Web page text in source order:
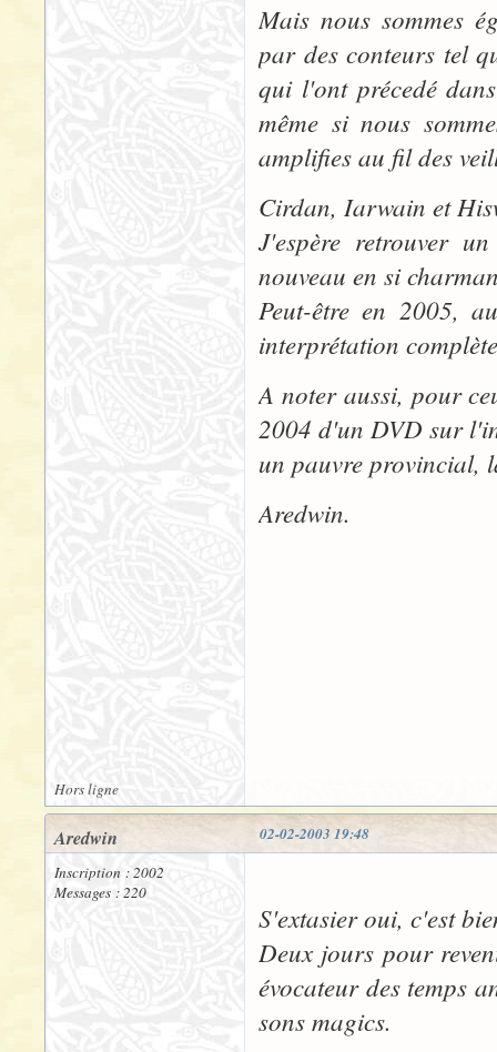
Mais nous sommes
par des conteurs tel
qui l'ont précedé
même si nous
amplifies au fil des
Cirdan, Iarwain et
J'espère retrouver
nouveau en si
Peut-être en 2005,
interprétation
A noter aussi, pour
2004 d'un DVD sur
un pauvre provincial,
Aredwin.
Hors ligne
02-02-2003 19:48
Aredwin
Inscription : 2002
Messages : 220
S'extasier oui, c'est
Deux jours pour
évocateur des temps
sons magics.